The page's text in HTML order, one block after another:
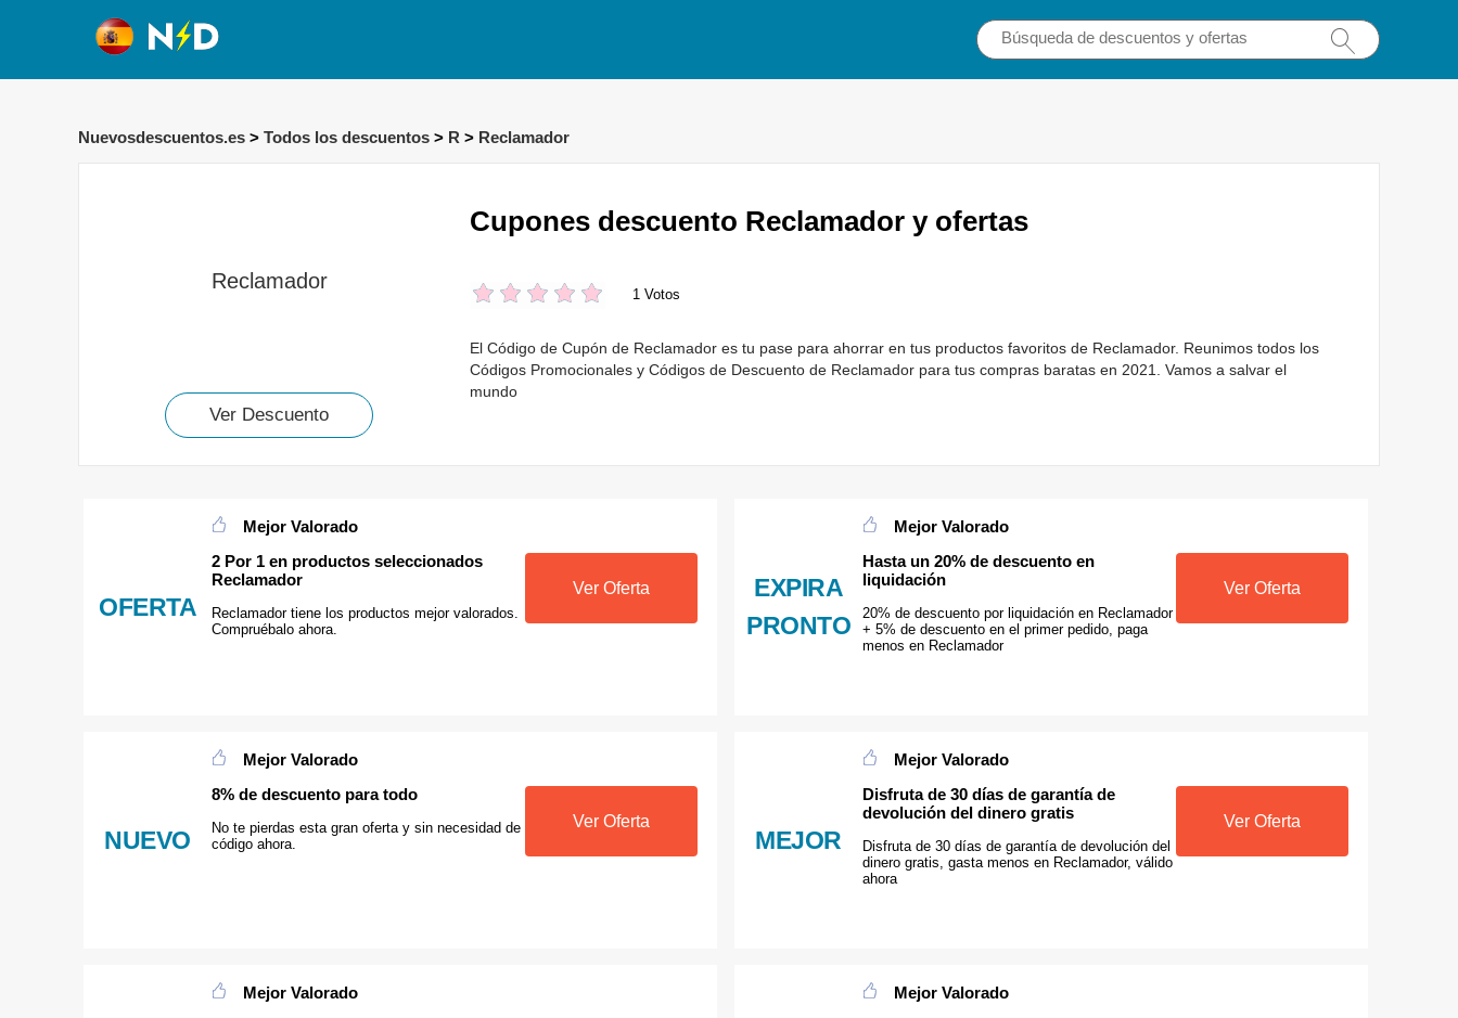
Nuevosdescuentos.es > Todos los descuentos > R > Reclamador
Reclamador
Ver Descuento
Cupones descuento Reclamador y ofertas
1 Votos
El Código de Cupón de Reclamador es tu pase para ahorrar en tus productos favoritos de Reclamador. Reunimos todos los
Códigos Promocionales y Códigos de Descuento de Reclamador para tus compras baratas en 2021. Vamos a salvar el
mundo
OFERTA
Mejor Valorado
2 Por 1 en productos seleccionados
Reclamador
Reclamador tiene los productos mejor valorados.
Compruébalo ahora.
Ver Oferta
EXPIRA
PRONTO
Mejor Valorado
Hasta un 20% de descuento en
liquidación
20% de descuento por liquidación en Reclamador
+ 5% de descuento en el primer pedido, paga
menos en Reclamador
Ver Oferta
NUEVO
Mejor Valorado
8% de descuento para todo
No te pierdas esta gran oferta y sin necesidad de
código ahora.
Ver Oferta
MEJOR
Mejor Valorado
Disfruta de 30 días de garantía de
devolución del dinero gratis
Disfruta de 30 días de garantía de devolución del
dinero gratis, gasta menos en Reclamador, válido
ahora
Ver Oferta
Mejor Valorado
Mejor Valorado